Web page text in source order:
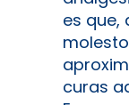
es que,
curas